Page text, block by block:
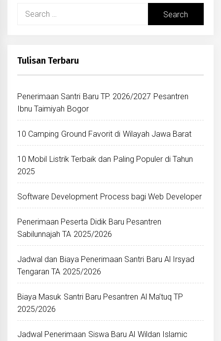
Search
Tulisan Terbaru
Penerimaan Santri Baru TP. 2026/2027 Pesantren
Ibnu Taimiyah Bogor
10 Camping Ground Favorit di Wilayah Jawa Barat
10 Mobil Listrik Terbaik dan Paling Populer di Tahun
2025
Software Development Process bagi Web Developer
Penerimaan Peserta Didik Baru Pesantren
Sabilunnajah TA 2025/2026
Jadwal dan Biaya Penerimaan Santri Baru Al Irsyad
Tengaran TA 2025/2026
Biaya Masuk Santri Baru Pesantren Al Ma’tuq TP
2025/2026
Jadwal Penerimaan Siswa Baru Al Wildan Islamic